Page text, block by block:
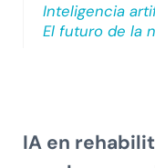
Inteligencia
El futuro de la
IA en